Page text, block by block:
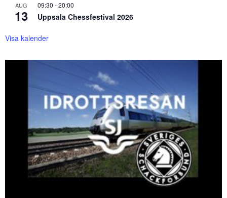
AUG
13
09:30 -20:00
Uppsala Chessfestival 2026
Visa kalender